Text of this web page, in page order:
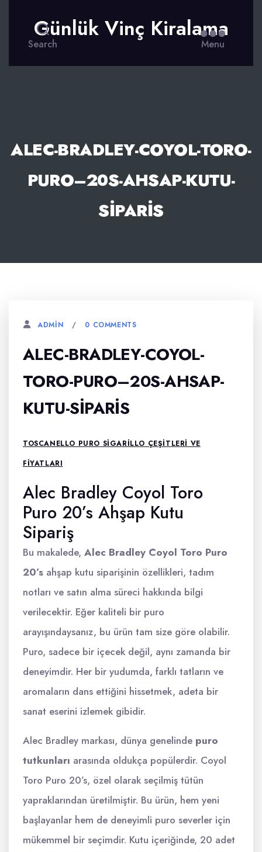
Search
Günlük Vinç Kiralama
Menu
ALEC-BRADLEY-COYOL-TORO-
PURO–20S-AHSAP-KUTU-
SIPARIS
ADMIN 0 COMMENTS
ALEC-BRADLEY-COYOL-
TORO-PURO–20S-AHSAP-
KUTU-SIPARIS
TOSCANELLO PURO SIGARILLO ÇEŞITLERI VE
FIYATLARI
Alec Bradley Coyol Toro
Puro 20’s Ahşap Kutu
Sipariş
Bu makalede, Alec Bradley Coyol Toro Puro
20’s ahşap kutu siparişinin özellikleri, tadım
notları ve satın alma süreci hakkında bilgi
verilecektir. Eğer kaliteli bir puro
arayışındaysanız, bu ürün tam size göre olabilir.
Puro, sadece bir içecek değil, aynı zamanda bir
deneyimdir. Her bir yudumda, farklı tatların ve
aromaların dans ettiğini hissetmek, adeta bir
sanat eserini izlemek gibidir.
Alec Bradley markası, dünya genelinde puro
tutkunları arasında oldukça popülerdir. Coyol
Toro Puro 20’s, özel olarak seçilmiş tütün
yapraklarından üretilmiştir. Bu ürün, hem yeni
başlayanlar hem de deneyimli puro severler için
mükemmel bir seçimdir. Kutu içeriğinde, 20 adet